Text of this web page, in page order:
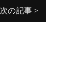
次の記事 >